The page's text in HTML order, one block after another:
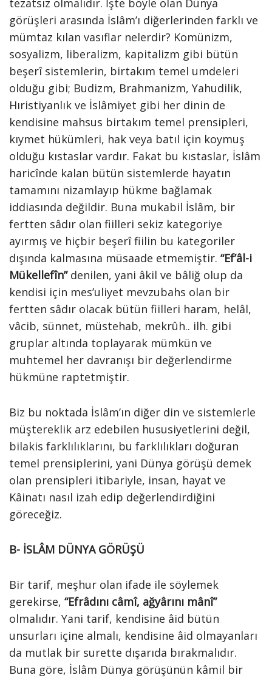
tezatsız olmalıdır. İşte böyle olan Dünya
görüşleri arasında İslâm’ı diğerlerinden farklı ve
mümtaz kılan vasıflar nelerdir? Komünizm,
sosyalizm, liberalizm, kapitalizm gibi bütün
beşerî sistemlerin, birtakım temel umdeleri
olduğu gibi; Budizm, Brahmanizm, Yahudilik,
Hıristiyanlık ve İslâmiyet gibi her dinin de
kendisine mahsus birtakım temel prensipleri,
kıymet hükümleri, hak veya batıl için koymuş
olduğu kıstaslar vardır. Fakat bu kıstaslar, İslâm
haricînde kalan bütün sistemlerde hayatın
tamamını nizamlayıp hükme bağlamak
iddiasında değildir. Buna mukabil İslâm, bir
fertten sâdır olan fiilleri sekiz kategoriye
ayırmış ve hiçbir beşerî fiilin bu kategoriler
dışında kalmasına müsaade etmemiştir. “Ef’âl-i
Mükellefîn”denilen, yani âkil ve bâliğ olup da
kendisi için mes’uliyet mevzubahs olan bir
fertten sâdır olacak bütün fiilleri haram, helâl,
vâcib, sünnet, müstehab, mekrûh.. ilh. gibi
gruplar altında toplayarak mümkün ve
muhtemel her davranışı bir değerlendirme
hükmüne raptetmiştir.
Biz bu noktada İslâm’ın diğer din ve sistemlerle
müştereklik arz edebilen hususiyetlerini değil,
bilakis farklılıklarını, bu farklılıkları doğuran
temel prensiplerini, yani Dünya görüşü demek
olan prensipleri itibariyle, insan, hayat ve
Kâinatı nasıl izah edip değerlendirdiğini
göreceğiz.
B- İSLÂM DÜNYA GÖRÜŞÜ
Bir tarif, meşhur olan ifade ile söylemek
gerekirse, “Efrâdını câmî, ağyârını mânî”
olmalıdır. Yani tarif, kendisine âid bütün
unsurları içine almalı, kendisine âid olmayanları
da mutlak bir surette dışarıda bırakmalıdır.
Buna göre, İslâm Dünya görüşünün kâmil bir